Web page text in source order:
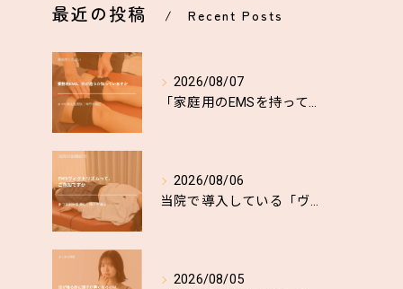
最近の投稿 Recent Posts
2026/08/07
「家庭用のEMSを持っているから、業務用は特に必要ないのでは...
2026/08/06
当院で導入している「ヴィクトリズム」というEMS機器をご存知...
2026/08/05